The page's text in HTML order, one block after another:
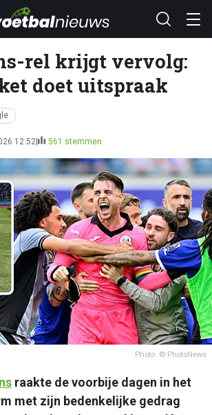
rel krijgt vervolg:
doet uitspraak
12:52 561 stemmen
Photo: © PhotoNews
raakte de voorbije dagen in het
met zijn bedenkelijke gedrag